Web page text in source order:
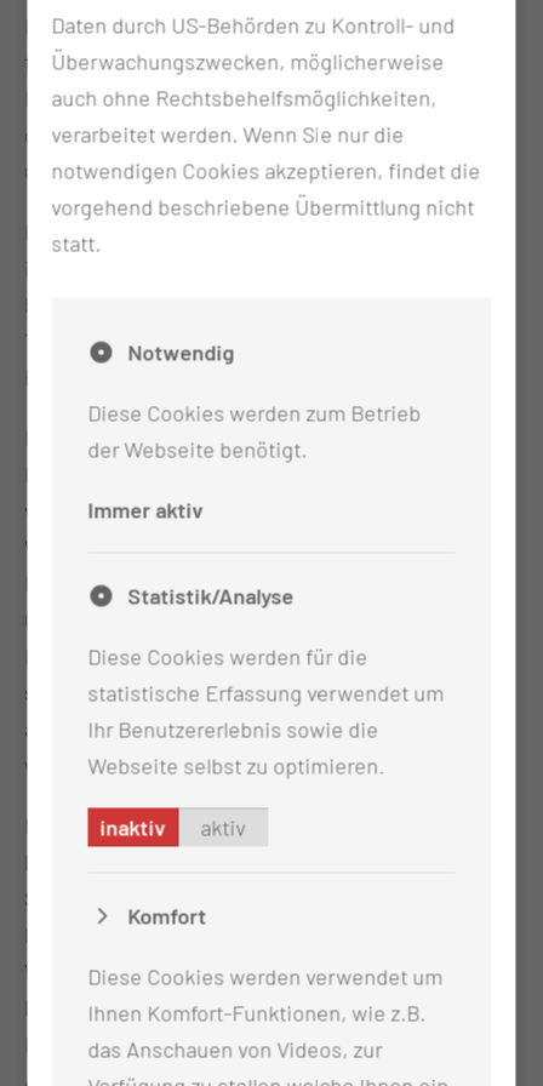
Forschung müssen den Weg in die Anwendung
finden“, sagt BTU-Vizepräsident Prof. Michael
Hübner. „Das Theranosticum Lausitz zeigt, wie das
gelingt – durch die enge Verbindung von Forschung
und Transfer mit starken Partnern.“
Martin Peuker ergänzt: „Für uns steht der Mensch
im Mittelpunkt: Mit dem Theranosticum Lausitz
bringen wir hochpräzise Diagnostik und gezielte
Therapie enger zusammen – für bessere
Behandlungsergebnisse und mehr Lebensqualität.“
Im Zusammenspiel von Wissenschaft, Klinik und
verzahntes Ökosystem für Zukunftsmedizin.
Während die BTU ihre datengetriebene
Forschungskompetenz einbringt, ergänzt die MUL –
CT das Netzwerk mit klinischer Expertise. Der
Lausitz Science Park übernimmt eine
strukturierende und entwicklungsfördernde Rolle
als Motor wissenschaftlicher Exzellenz und
wirtschaftlicher Transformation.
Mit der Unterzeichnung einer Absichtserklärung
bekräftigen die MUL – CT, die BTU, der Lausitz
Science Park sowie die AIQ Europe GmbH ihre
langfristige Zusammenarbeit beim Aufbau des
Verbundes. Mit der AIQ Europe GmbH hat sich
bereits ein erstes Unternehmen angesiedelt, das
KI-basierte Software zur automatisierten
Auswertung von Körperscans für die
Daten durch US-Behörden zu Kontroll- und
Überwachungszwecken, möglicherweise
auch ohne Rechtsbehelfsmöglichkeiten,
verarbeitet werden. Wenn Sie nur die
notwendigen Cookies akzeptieren, findet die
vorgehend beschriebene Übermittlung nicht
statt.
Notwendig
Diese Cookies werden zum Betrieb
der Webseite benötigt.
Immer aktiv
Statistik/Analyse
Diese Cookies werden für die
statistische Erfassung verwendet um
Ihr Benutzererlebnis sowie die
Webseite selbst zu optimieren.
inaktiv aktiv
Komfort
Diese Cookies werden verwendet um
Ihnen Komfort-Funktionen, wie z.B.
das Anschauen von Videos, zur